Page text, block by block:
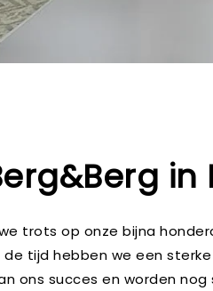
trots op onze bijna
tijd hebben we een
ons succes en worden